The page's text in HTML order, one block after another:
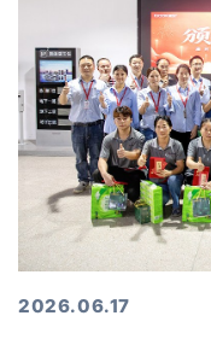
2026.06.17